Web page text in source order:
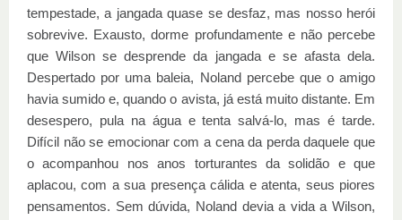
tempestade, a jangada quase se desfaz, mas nosso herói
sobrevive. Exausto, dorme profundamente e não percebe
que Wilson se desprende da jangada e se afasta dela.
Despertado por uma baleia, Noland percebe que o amigo
havia sumido e, quando o avista, já está muito distante. Em
desespero, pula na água e tenta salvá-lo, mas é tarde.
Difícil não se emocionar com a cena da perda daquele que
o acompanhou nos anos torturantes da solidão e que
aplacou, com a sua presença cálida e atenta, seus piores
pensamentos. Sem dúvida, Noland devia a vida a Wilson,